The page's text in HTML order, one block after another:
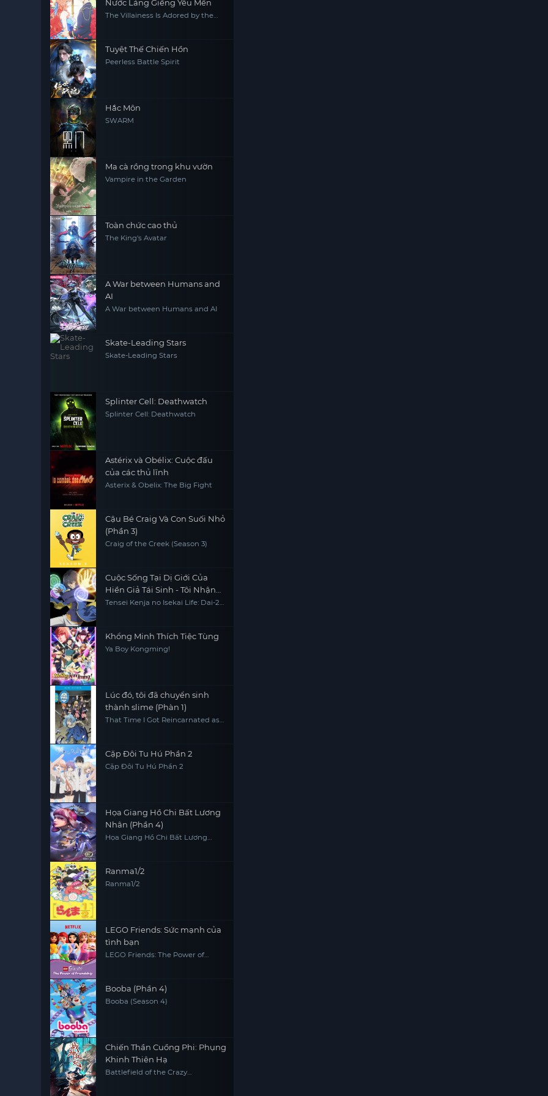
Nước Láng Giềng Yêu Mến
The Villainess Is Adored by the
Tuyệt Thế Chiến Hồn
Peerless Battle Spirit
Hắc Môn
SWARM
Ma cà rồng trong khu vườn
Vampire in the Garden
Toàn chức cao thủ
The King's Avatar
A War between Humans and
AI
A War between Humans and AI
Skate-Leading Stars
Skate-Leading Stars
Splinter Cell: Deathwatch
Splinter Cell: Deathwatch
Astérix và Obélix: Cuộc đấu
của các thủ lĩnh
Asterix & Obelix: The Big Fight
Cậu Bé Craig Và Con Suối Nhỏ
(Phần 3)
Craig of the Creek (Season 3)
Cuộc Sống Tại Dị Giới Của
Hiền Giả Tái Sinh - Tôi Nhận
Được Chức Nghiệp Thứ Hai,
Tensei Kenja no Isekai Life: Dai-2
Class and Became the Strongest
Sage in the World
Khổng Minh Thích Tiệc Tùng
Ya Boy Kongming!
Lúc đó, tôi đã chuyển sinh
thành slime (Phàn 1)
That Time I Got Reincarnated as
Cặp Đôi Tu Hú Phần 2
Cặp Đôi Tu Hú Phần 2
Họa Giang Hồ Chi Bất Lương
Nhân (Phần 4)
Họa Giang Hồ Chi Bất Lương
Ranma1/2
Ranma1/2
LEGO Friends: Sức mạnh của
tình bạn
LEGO Friends: The Power of
Booba (Phần 4)
Booba (Season 4)
Chiến Thần Cuồng Phi: Phụng
Khinh Thiên Hạ
Battlefield of the Crazy